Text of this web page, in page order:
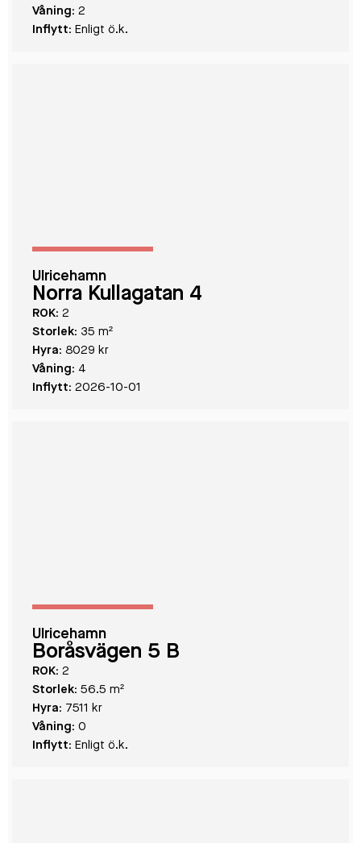
Våning: 2
Inflytt: Enligt ö.k.
Ulricehamn
Norra Kullagatan 4
ROK: 2
Storlek: 35 m²
Hyra: 8029 kr
Våning: 4
Inflytt: 2026-10-01
Ulricehamn
Boråsvägen 5 B
ROK: 2
Storlek: 56.5 m²
Hyra: 7511 kr
Våning: 0
Inflytt: Enligt ö.k.